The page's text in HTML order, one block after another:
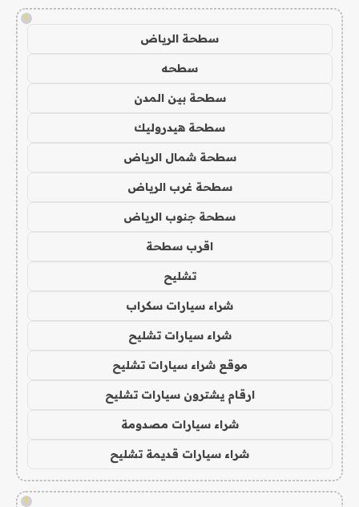
!
سطحة الرياض
سطحه
سطحة بين المدن
سطحة هيدروليك
سطحة شمال الرياض
سطحة غرب الرياض
سطحة جنوب الرياض
اقرب سطحة
تشليح
شراء سيارات سكراب
شراء سيارات تشليح
موقع شراء سيارات تشليح
ارقام يشترون سيارات تشليح
شراء سيارات مصدومة
شراء سيارات قديمة تشليح
!